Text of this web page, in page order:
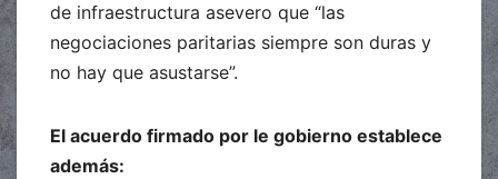
de infraestructura asevero que “las
negociaciones paritarias siempre son duras y
no hay que asustarse”.
El acuerdo firmado por le gobierno establece
además: